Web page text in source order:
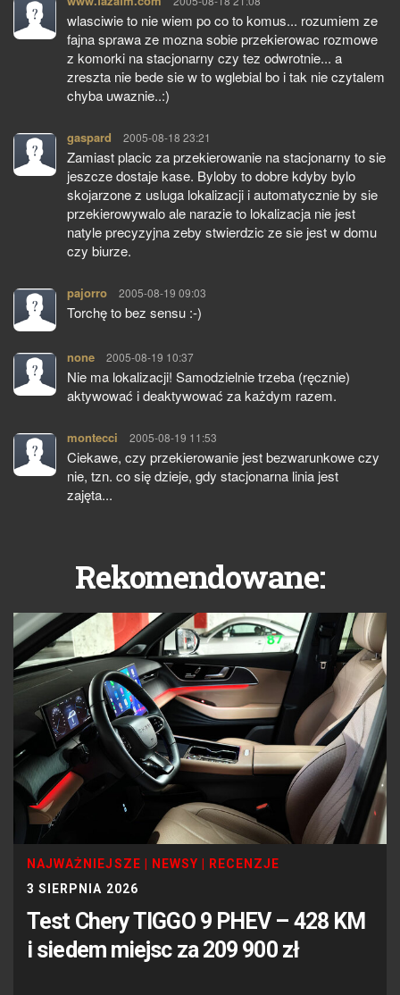
wlasciwie to nie wiem po co to komus... rozumiem ze
fajna sprawa ze mozna sobie przekierowac rozmowe
z komorki na stacjonarny czy tez odwrotnie... a
zreszta nie bede sie w to wglebial bo i tak nie czytalem
chyba uwaznie..:)
gaspard pisze:
2005-08-18 23:21
Zamiast placic za przekierowanie na stacjonarny to sie
jeszcze dostaje kase. Byloby to dobre kdyby bylo
skojarzone z usluga lokalizacji i automatycznie by sie
przekierowywalo ale narazie to lokalizacja nie jest
natyle precyzyjna zeby stwierdzic ze sie jest w domu
czy biurze.
pajorro pisze:
2005-08-19 09:03
Torchę to bez sensu :-)
none pisze:
2005-08-19 10:37
Nie ma lokalizacji! Samodzielnie trzeba (ręcznie)
aktywować i deaktywować za każdym razem.
montecci pisze:
2005-08-19 11:53
Ciekawe, czy przekierowanie jest bezwarunkowe czy
nie, tzn. co się dzieje, gdy stacjonarna linia jest
zajęta...
Rekomendowane:
NAJWAŻNIEJSZE NEWSY
RECENZJE
3 SIERPNIA 2026
Test Chery TIGGO 9 PHEV – 428 KM
i siedem miejsc za 209 900 zł